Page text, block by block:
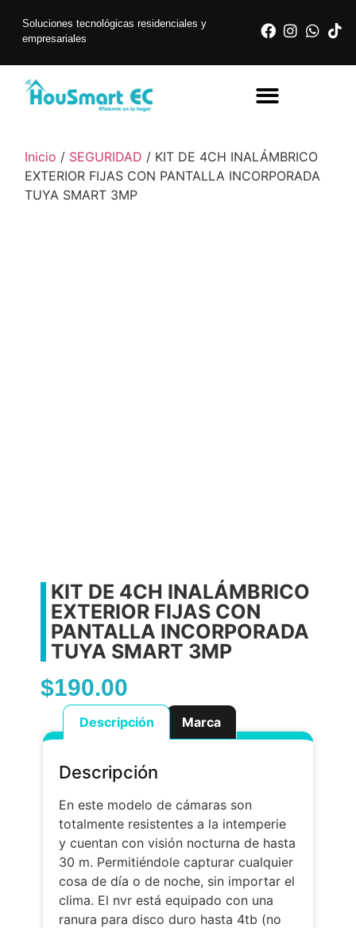
Soluciones tecnológicas residenciales y
empresariales
Inicio / SEGURIDAD / KIT DE 4CH INALÁMBRICO
EXTERIOR FIJAS CON PANTALLA INCORPORADA
TUYA SMART 3MP
KIT DE 4CH INALÁMBRICO
EXTERIOR FIJAS CON
PANTALLA INCORPORADA
TUYA SMART 3MP
$190.00
Descripción Marca
Descripción
En este modelo de cámaras son
totalmente resistentes a la intemperie
y cuentan con visión nocturna de hasta
30 m. Permitiéndole capturar cualquier
cosa de día o de noche, sin importar el
clima. El nvr está equipado con una
ranura para disco duro hasta 4tb (no